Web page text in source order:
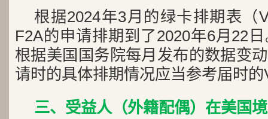
根据2024年3月的绿卡排期表（
F2A的申请排期到了2020年6月22
根据美国国务院每月发布的数据变
请时的具体排期情况应当参考届时
三、受益人（外籍配偶）在美国